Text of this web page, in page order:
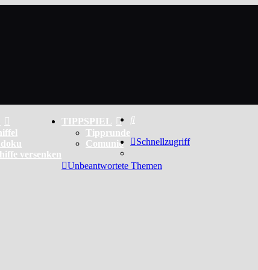
versenken
TIPPSPIEL
Tipprunde
Comunio
Schnellzugriff
Unbeantwortete Themen